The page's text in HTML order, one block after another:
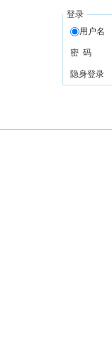
登录
用户名
密 码
隐身登录